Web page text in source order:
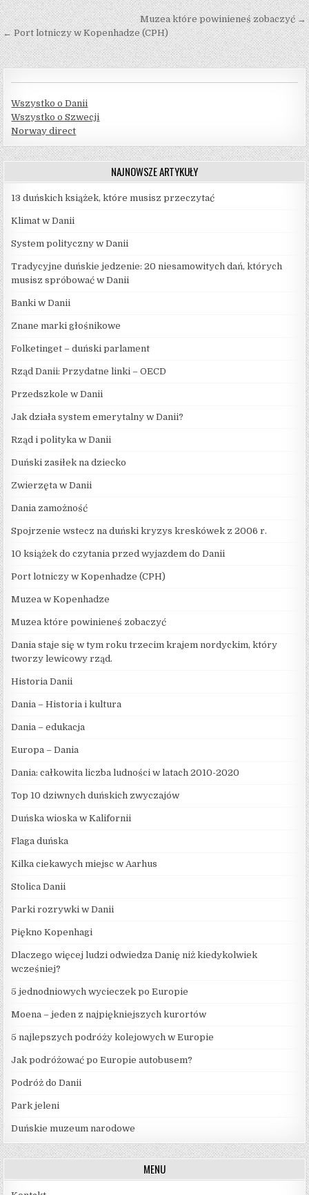
Nawigacja
wpisu
Muzea które powinieneś zobaczyć →
← Port lotniczy w Kopenhadze (CPH)
Wszystko o Danii
Wszystko o Szwecji
Norway direct
NAJNOWSZE ARTYKUŁY
13 duńskich książek, które musisz przeczytać
Klimat w Danii
System polityczny w Danii
Tradycyjne duńskie jedzenie: 20 niesamowitych dań, których
musisz spróbować w Danii
Banki w Danii
Znane marki głośnikowe
Folketinget – duński parlament
Rząd Danii: Przydatne linki – OECD
Przedszkole w Danii
Jak działa system emerytalny w Danii?
Rząd i polityka w Danii
Duński zasiłek na dziecko
Zwierzęta w Danii
Dania zamożność
Spojrzenie wstecz na duński kryzys kreskówek z 2006 r.
10 książek do czytania przed wyjazdem do Danii
Port lotniczy w Kopenhadze (CPH)
Muzea w Kopenhadze
Muzea które powinieneś zobaczyć
Dania staje się w tym roku trzecim krajem nordyckim, który
tworzy lewicowy rząd.
Historia Danii
Dania – Historia i kultura
Dania – edukacja
Europa – Dania
Dania: całkowita liczba ludności w latach 2010-2020
Top 10 dziwnych duńskich zwyczajów
Duńska wioska w Kalifornii
Flaga duńska
Kilka ciekawych miejsc w Aarhus
Stolica Danii
Parki rozrywki w Danii
Piękno Kopenhagi
Dlaczego więcej ludzi odwiedza Danię niż kiedykolwiek
wcześniej?
5 jednodniowych wycieczek po Europie
Moena – jeden z najpiękniejszych kurortów
5 najlepszych podróży kolejowych w Europie
Jak podróżować po Europie autobusem?
Podróż do Danii
Park jeleni
Duńskie muzeum narodowe
MENU